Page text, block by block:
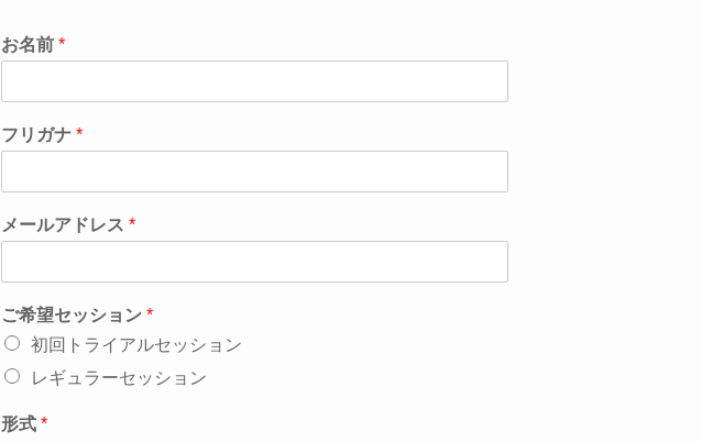
お名前 *
フリガナ *
メールアドレス *
ご希望セッション *
初回トライアルセッション
レギュラーセッション
形式 *